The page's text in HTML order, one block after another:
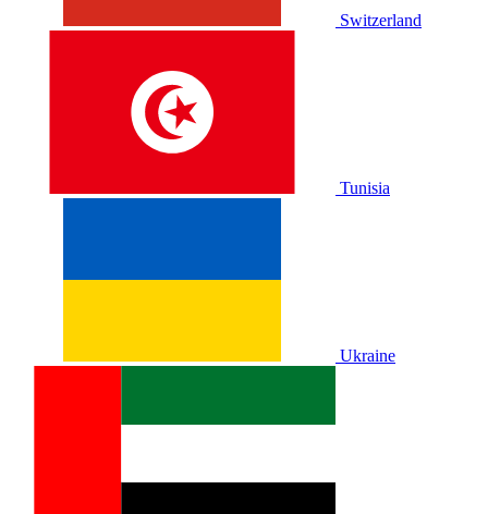
Switzerland
Tunisia
Ukraine